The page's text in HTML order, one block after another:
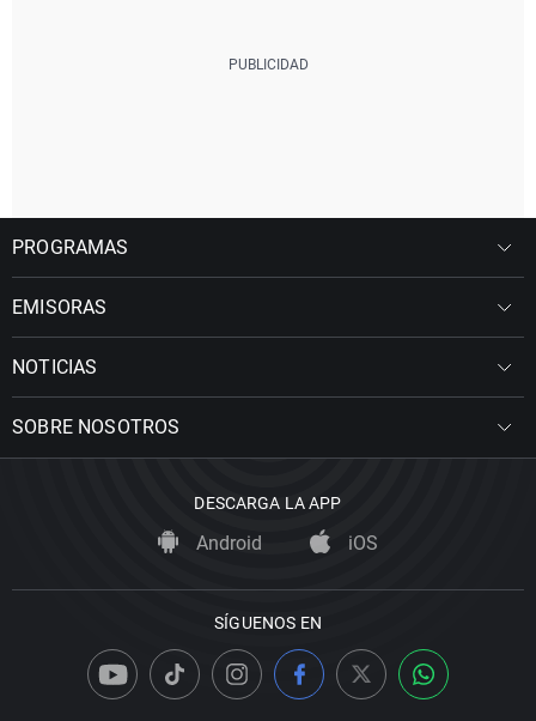
PROGRAMAS
EMISORAS
NOTICIAS
SOBRE NOSOTROS
DESCARGA LA APP
Android iOS
SÍGUENOS EN